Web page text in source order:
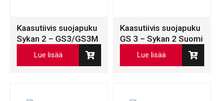
Kaasutiivis suojapuku
Sykan 2 – GS3/GS3M
Lue lisää
Kaasutiivis suojapuku
GS 3 – Sykan 2 Suomi
Lue lisää